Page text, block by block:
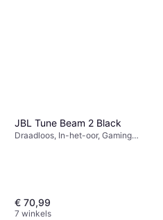
JBL Tune Beam 2 Black
Draadloos, In-het-oor, Gaming
€ 70,99
7 winkels